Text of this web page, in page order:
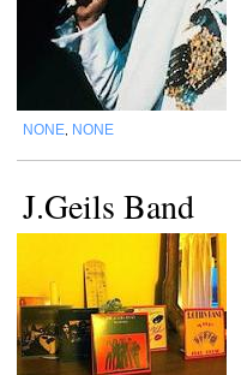
NONE NONE
J.Geils Band